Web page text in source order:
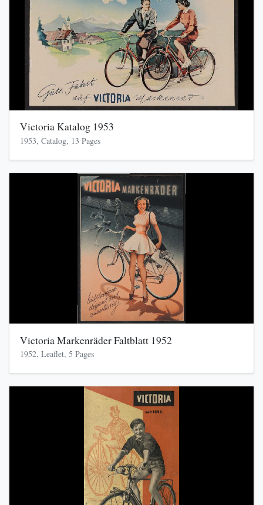
Victoria Katalog 1953
1953, Catalog, 13 Pages
Victoria Markenräder Faltblatt 1952
1952, Leaflet, 5 Pages